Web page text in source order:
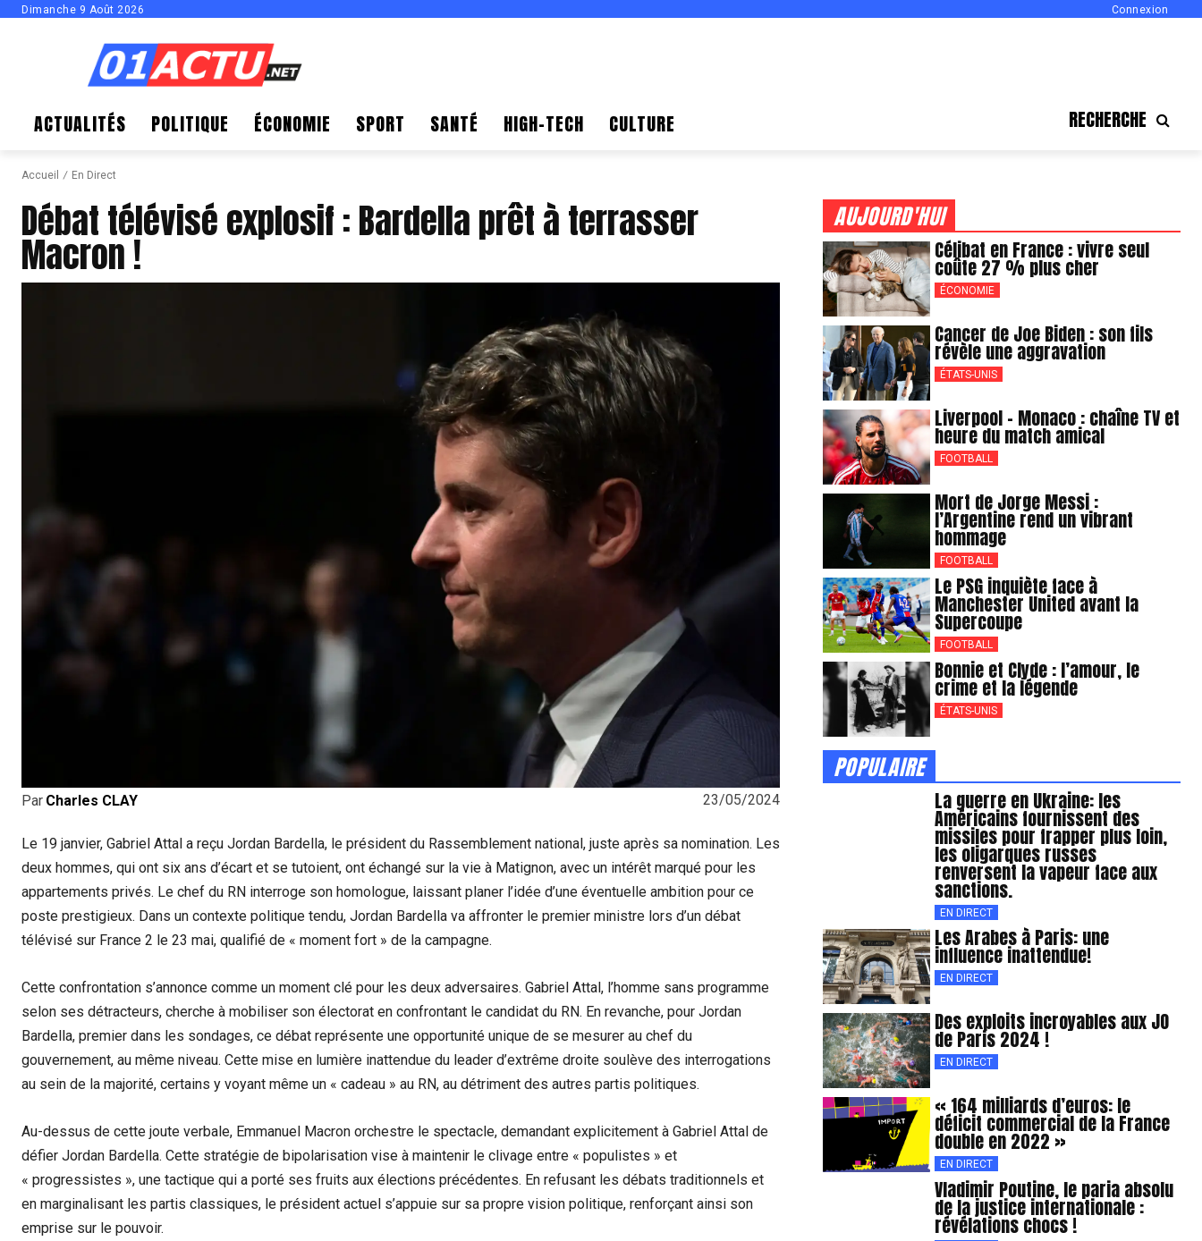
Dimanche 9 Août 2026 Connexion
ACTUALITÉS POLITIQUE ÉCONOMIE SPORT SANTÉ HIGH-TECH CULTURE RECHERCHE
Accueil En Direct
Débat télévisé explosif : Bardella prêt à terrasser
Macron !
23/05/2024
Par Charles CLAY
Le 19 janvier, Gabriel Attal a reçu Jordan Bardella, le président du Rassemblement national, juste après sa nomination. Les
deux hommes, qui ont six ans d’écart et se tutoient, ont échangé sur la vie à Matignon, avec un intérêt marqué pour les
appartements privés. Le chef du RN interroge son homologue, laissant planer l’idée d’une éventuelle ambition pour ce
poste prestigieux. Dans un contexte politique tendu, Jordan Bardella va affronter le premier ministre lors d’un débat
télévisé sur France 2 le 23 mai, qualifié de « moment fort » de la campagne.
Cette confrontation s’annonce comme un moment clé pour les deux adversaires. Gabriel Attal, l’homme sans programme
selon ses détracteurs, cherche à mobiliser son électorat en confrontant le candidat du RN. En revanche, pour Jordan
Bardella, premier dans les sondages, ce débat représente une opportunité unique de se mesurer au chef du
gouvernement, au même niveau. Cette mise en lumière inattendue du leader d’extrême droite soulève des interrogations
au sein de la majorité, certains y voyant même un « cadeau » au RN, au détriment des autres partis politiques.
Au-dessus de cette joute verbale, Emmanuel Macron orchestre le spectacle, demandant explicitement à Gabriel Attal de
défier Jordan Bardella. Cette stratégie de bipolarisation vise à maintenir le clivage entre « populistes » et
« progressistes », une tactique qui a porté ses fruits aux élections précédentes. En refusant les débats traditionnels et
en marginalisant les partis classiques, le président actuel s’appuie sur sa propre vision politique, renforçant ainsi son
emprise sur le pouvoir.
AUJOURD'HUI
Célibat en France : vivre seul
coûte 27 % plus cher
ÉCONOMIE
Cancer de Joe Biden : son fils
révèle une aggravation
ÉTATS-UNIS
Liverpool – Monaco : chaîne TV et
heure du match amical
FOOTBALL
Mort de Jorge Messi :
l’Argentine rend un vibrant
hommage
FOOTBALL
Le PSG inquiète face à
Manchester United avant la
Supercoupe
FOOTBALL
Bonnie et Clyde : l’amour, le
crime et la légende
ÉTATS-UNIS
POPULAIRE
La guerre en Ukraine: les
Américains fournissent des
missiles pour frapper plus loin,
les oligarques russes
renversent la vapeur face aux
sanctions.
EN DIRECT
Les Arabes à Paris: une
influence inattendue!
EN DIRECT
Des exploits incroyables aux JO
de Paris 2024 !
EN DIRECT
« 164 milliards d’euros: le
déficit commercial de la France
double en 2022 »
EN DIRECT
Vladimir Poutine, le paria absolu
de la justice internationale :
révélations chocs !